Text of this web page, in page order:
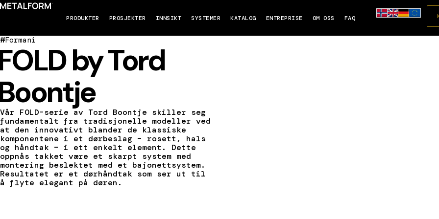
PRODUKTER PROSJEKTER INNSIKT SYSTEMER KATALOG ENTREPRISE OM OSS FAQ
#Formani
by Tord
Vår FOLD-serie av Tord Boontje skiller seg
fundamentalt fra tradisjonelle modeller ved
at den innovativt blander de klassiske
komponentene i et dørbeslag – rosett, hals
og håndtak – i ett enkelt element. Dette
oppnås takket være et skarpt system med
montering beslektet med et bajonettsystem.
Resultatet er et dørhåndtak som ser ut til
å flyte elegant på døren.